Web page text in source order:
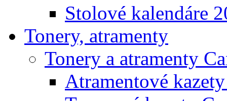
Stolové kalendáre
Tonery, atramenty
Tonery a atramenty
Atramentové